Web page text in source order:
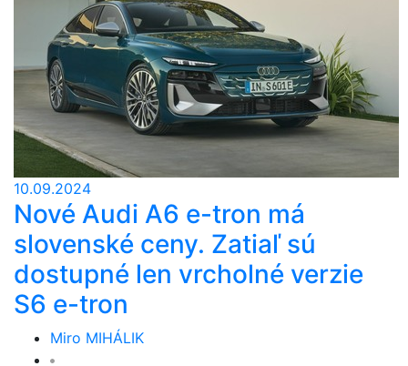
10.09.2024
Nové Audi A6 e-tron má
slovenské ceny. Zatiaľ sú
dostupné len vrcholné verzie
S6 e-tron
Miro MIHÁLIK